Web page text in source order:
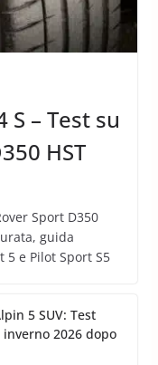
– Test su
HST
Sport D350
guida
e Pilot Sport S5
5 SUV: Test
inverno 2026 dopo